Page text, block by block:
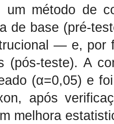
um método de
de base (pré-
— e, por
(pós-teste). A
(α=0,05) e
após
melhora